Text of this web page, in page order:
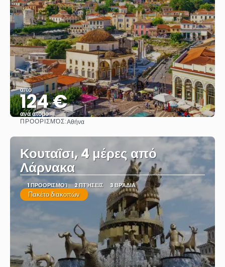
από
124 €
ανά άτομο
ΠΡΟΟΡΙΣΜΌΣ:Αθήνα
Κουταΐσι, 4 μέρες από
Λάρνακα
1 ΠΡΟΟΡΙΣΜΟΊ 2 ΠΤΉΣΕΙΣ 3 ΒΡΆΔΙΑ
Πακέτο διακοπών